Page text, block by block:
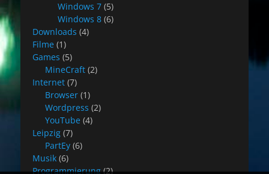
Windows 7 (5)
Windows 8 (6)
Downloads (4)
Filme (1)
Games (5)
MineCraft (2)
Internet (7)
Browser (1)
Wordpress (2)
YouTube (4)
Leipzig (7)
PartEy (6)
Musik (6)
Programmierung (2)